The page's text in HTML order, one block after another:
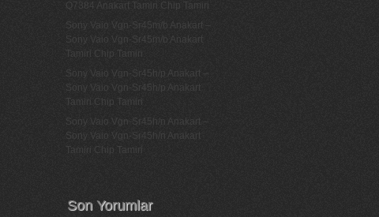
Q7384 Anakart Tamiri Chip Tamiri
Sony Vaio Vgn-Sr45m/b Anakart –
Sony Vaio Vgn-Sr45m/b Anakart
Tamiri Chip Tamiri
Sony Vaio Vgn-Sr45h/p Anakart –
Sony Vaio Vgn-Sr45h/p Anakart
Tamiri Chip Tamiri
Sony Vaio Vgn-Sr45h/n Anakart –
Sony Vaio Vgn-Sr45h/n Anakart
Tamiri Chip Tamiri
Son Yorumlar